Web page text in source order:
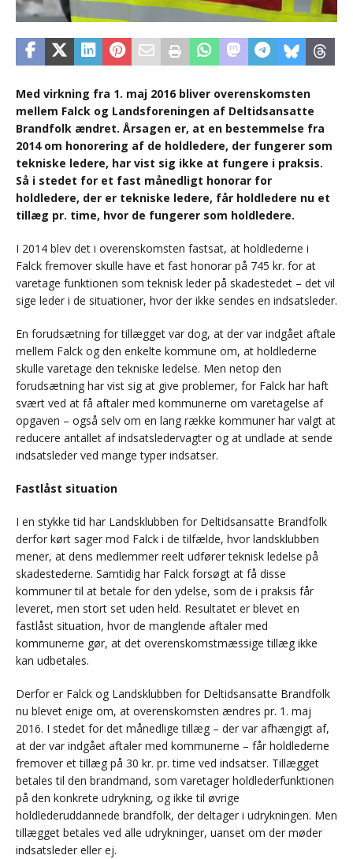
Med virkning fra 1. maj 2016 bliver overenskomsten
mellem Falck og Landsforeningen af Deltidsansatte
Brandfolk ændret. Årsagen er, at en bestemmelse fra
2014 om honorering af de holdledere, der fungerer som
tekniske ledere, har vist sig ikke at fungere i praksis.
Så i stedet for et fast månedligt honorar for
holdledere, der er tekniske ledere, får holdledere nu et
tillæg pr. time, hvor de fungerer som holdledere.
I 2014 blev det i overenskomsten fastsat, at holdlederne i
Falck fremover skulle have et fast honorar på 745 kr. for at
varetage funktionen som teknisk leder på skadestedet – det vil
sige leder i de situationer, hvor der ikke sendes en indsatsleder.
En forudsætning for tillægget var dog, at der var indgået aftale
mellem Falck og den enkelte kommune om, at holdlederne
skulle varetage den tekniske ledelse. Men netop den
forudsætning har vist sig at give problemer, for Falck har haft
svært ved at få aftaler med kommunerne om varetagelse af
opgaven – også selv om en lang række kommuner har valgt at
reducere antallet af indsatsledervagter og at undlade at sende
indsatsleder ved mange typer indsatser.
Fastlåst situation
I en stykke tid har Landsklubben for Deltidsansatte Brandfolk
derfor kørt sager mod Falck i de tilfælde, hvor landsklubben
mener, at dens medlemmer reelt udfører teknisk ledelse på
skadestederne. Samtidig har Falck forsøgt at få disse
kommuner til at betale for den ydelse, som de i praksis får
leveret, men stort set uden held. Resultatet er blevet en
fastlåst situation, hvor de manglende aftaler med
kommunerne gør, at det overenskomstmæssige tillæg ikke
kan udbetales.
Derfor er Falck og Landsklubben for Deltidsansatte Brandfolk
nu blevet enige om, at overenskomsten ændres pr. 1. maj
2016. I stedet for det månedlige tillæg – der var afhængigt af,
at der var indgået aftaler med kommunerne – får holdlederne
fremover et tillæg på 30 kr. pr. time ved indsatser. Tillægget
betales til den brandmand, som varetager holdlederfunktionen
på den konkrete udrykning, og ikke til øvrige
holdlederuddannede brandfolk, der deltager i udrykningen. Men
tillægget betales ved alle udrykninger, uanset om der møder
indsatsleder eller ej.